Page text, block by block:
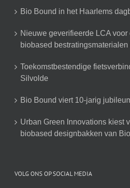
Bio Bound in het Haarlems
Nieuwe geverifieerde LCA voor
biobased bestratingsmaterialen
Toekomstbestendige
Silvolde
Bio Bound viert 10-jarig
Urban Green Innovations kiest
biobased designbakken van
VOLG ONS OP SOCIAL MEDIA